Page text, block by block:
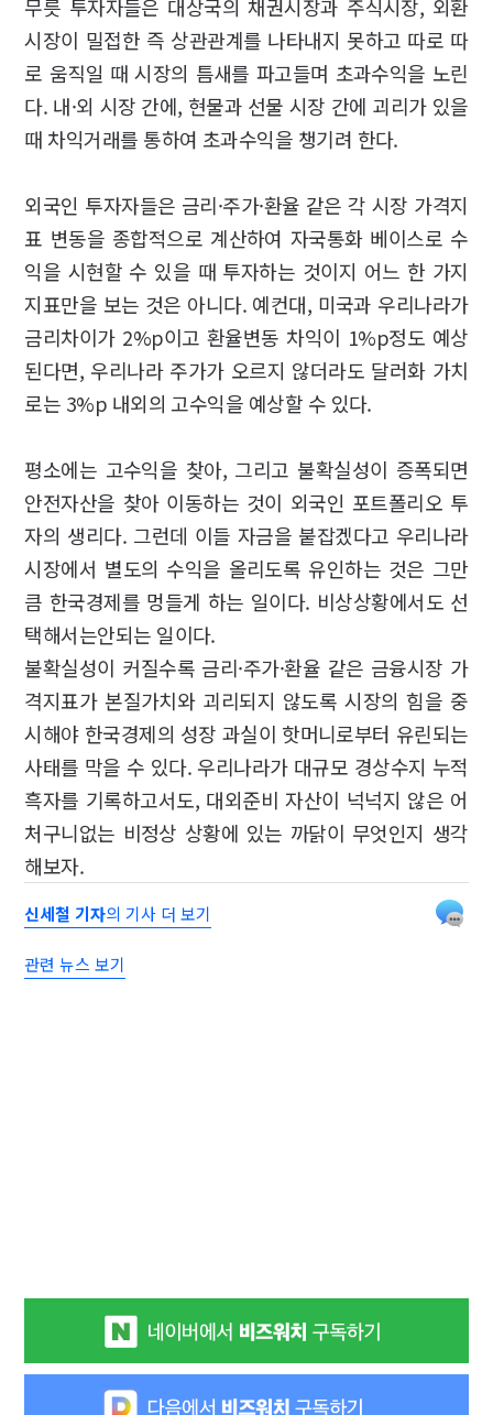
무릇 투자자들은 대상국의 채권시장과 주식시장, 외환
시장이 밀접한 즉 상관관계를 나타내지 못하고 따로 따
로 움직일 때 시장의 틈새를 파고들며 초과수익을 노린
다. 내·외 시장 간에, 현물과 선물 시장 간에 괴리가 있을
때 차익거래를 통하여 초과수익을 챙기려 한다.
외국인 투자자들은 금리·주가·환율 같은 각 시장 가격지
표 변동을 종합적으로 계산하여 자국통화 베이스로 수
익을 시현할 수 있을 때 투자하는 것이지 어느 한 가지
지표만을 보는 것은 아니다. 예컨대, 미국과 우리나라가
금리차이가 2%p이고 환율변동 차익이 1%p정도 예상
된다면, 우리나라 주가가 오르지 않더라도 달러화 가치
로는 3%p 내외의 고수익을 예상할 수 있다.
평소에는 고수익을 찾아, 그리고 불확실성이 증폭되면
안전자산을 찾아 이동하는 것이 외국인 포트폴리오 투
자의 생리다. 그런데 이들 자금을 붙잡겠다고 우리나라
시장에서 별도의 수익을 올리도록 유인하는 것은 그만
큼 한국경제를 멍들게 하는 일이다. 비상상황에서도 선
택해서는안되는 일이다.
불확실성이 커질수록 금리·주가·환율 같은 금융시장 가
격지표가 본질가치와 괴리되지 않도록 시장의 힘을 중
시해야 한국경제의 성장 과실이 핫머니로부터 유린되는
사태를 막을 수 있다. 우리나라가 대규모 경상수지 누적
흑자를 기록하고서도, 대외준비 자산이 넉넉지 않은 어
처구니없는 비정상 상황에 있는 까닭이 무엇인지 생각
해보자.
신세철 기자의 기사 더 보기
관련 뉴스 보기